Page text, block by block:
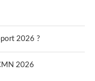
2026 ?
2026